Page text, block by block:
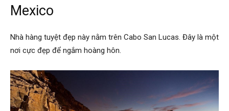
Mexico
Nhà hàng tuyệt đẹp này nằm trên Cabo San Lucas. Đây là một
nơi cực đẹp để ngắm hoàng hôn.